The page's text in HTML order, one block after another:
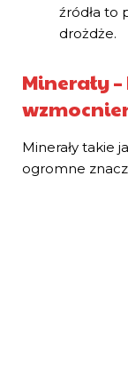
źródła to
drożdże.
Minerały
Minerały takie
ogromne